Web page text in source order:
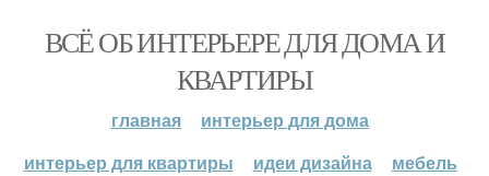
ВСЁ ОБ ИНТЕРЬЕРЕ ДЛЯ ДОМА И
КВАРТИРЫ
главная
интерьер для дома
интерьер для квартиры
идеи дизайна мебель